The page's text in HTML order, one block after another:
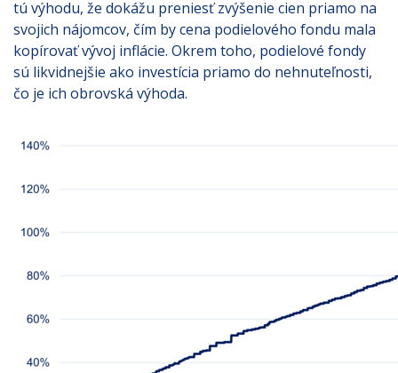
tú výhodu, že dokážu preniesť zvýšenie cien priamo na
svojich nájomcov, čím by cena podielového fondu mala
kopírovať vývoj inflácie. Okrem toho, podielové fondy
sú likvidnejšie ako investícia priamo do nehnuteľnosti,
čo je ich obrovská výhoda.